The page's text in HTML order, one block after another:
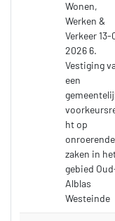
Wonen,
Werken &
Verkeer 13-
2026 6.
Vestiging
een
ht op
onroerende
zaken in
gebied
Alblas
Westeinde